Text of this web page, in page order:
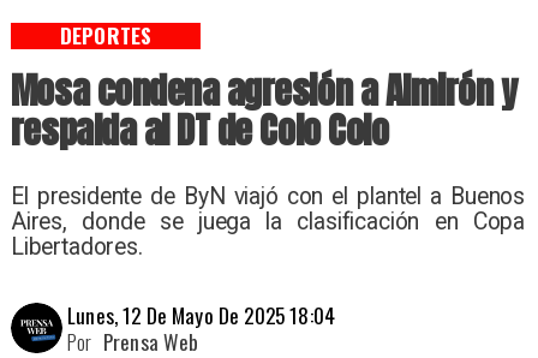
Mosa condena agresión a Almirón y
respalda al DT de Colo Colo
El presidente de ByN viajó con el plantel a Buenos
Aires, donde se juega la clasificación en Copa
Libertadores.
DEPORTES
Lunes, 12 De Mayo De 2025 18:04
Prensa Web
Por